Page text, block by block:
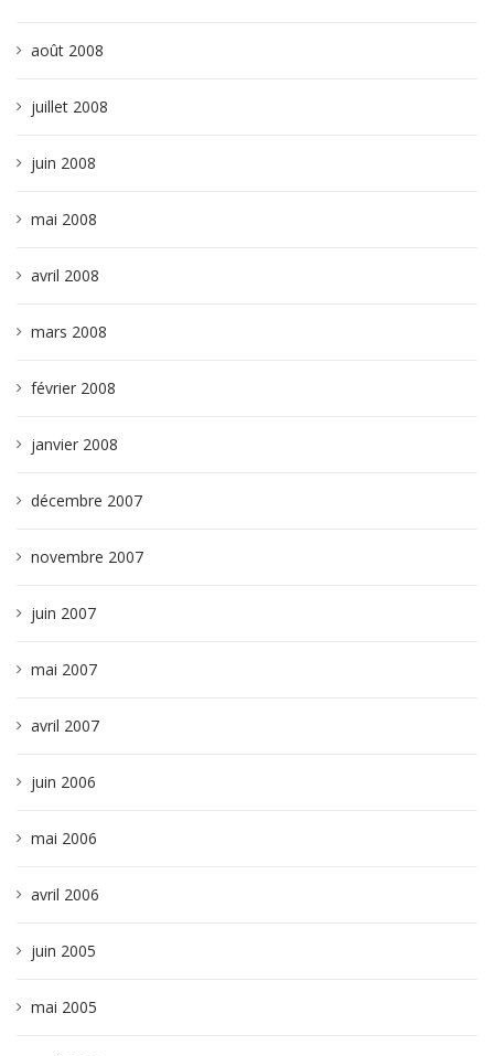
août 2008
juillet 2008
juin 2008
mai 2008
avril 2008
mars 2008
février 2008
janvier 2008
décembre 2007
novembre 2007
juin 2007
mai 2007
avril 2007
juin 2006
mai 2006
avril 2006
juin 2005
mai 2005